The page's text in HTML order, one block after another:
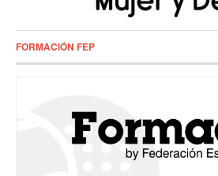
FORMACIÓN FEP